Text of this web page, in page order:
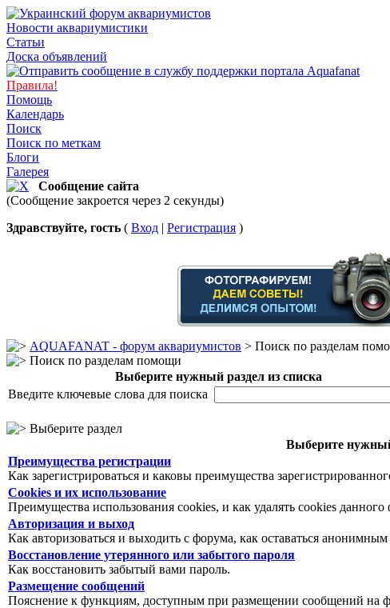
Новости аквариумистики
Статьи
Доска объявлений
Правила!
Помощь
Календарь
Поиск
Поиск по меткам
Блоги
Галерея
Сообщение сайта
(Сообщение закроется через 2 секунды)
Здравствуйте, гость ( Вход | Регистрация )
AQUAFANAT - форум аквариумистов > Поиск по разделам
Поиск по разделам помощи
Выберите нужный раздел из списка
Введите ключевые слова для поиска
Выберите раздел
Выберите
Преимущества регистрации
Как зарегистрироваться и каковы преимущества
Cookies и их использование
Преимущества использования cookies, и как удалять cookies данного
Авторизация и выход
Как авторизоваться и выходить с форума, как оставаться
Восстановление утерянного или забытого пароля
Как восстановить забытый вами пароль.
Размещение сообщений
Пояснение к функциям, доступным при размещении сообщений на